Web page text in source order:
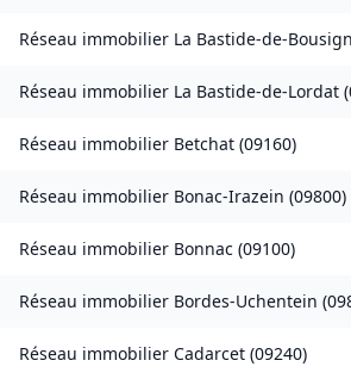
Réseau immobilier La Bastide-de-
Réseau immobilier La Bastide-de-Lordat (
Réseau immobilier Betchat (09160)
Réseau immobilier Bonac-Irazein (09800)
Réseau immobilier Bonnac (09100)
Réseau immobilier Bordes-Uchentein (
Réseau immobilier Cadarcet (09240)